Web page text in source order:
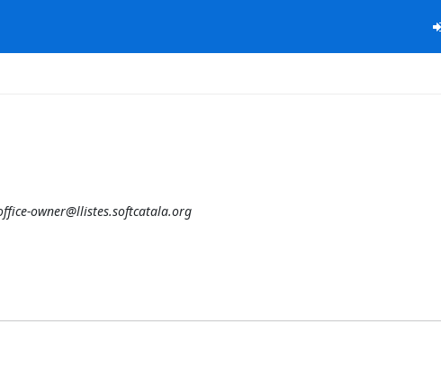
owner@llistes.softcatala.org